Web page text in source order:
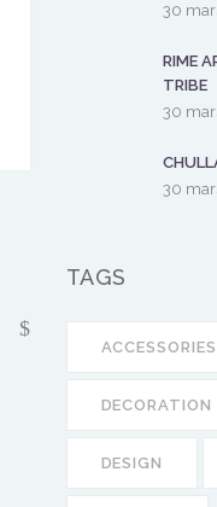
30
RIME
TRIBE
30
30
TAGS
ACCESSORIES
DECORATION
DESIGN